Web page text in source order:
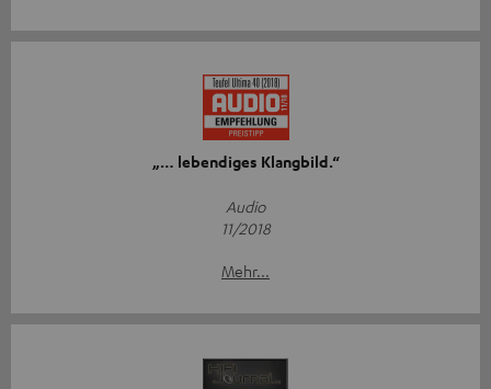
„… lebendiges Klangbild.“
Audio
11/2018
Mehr...